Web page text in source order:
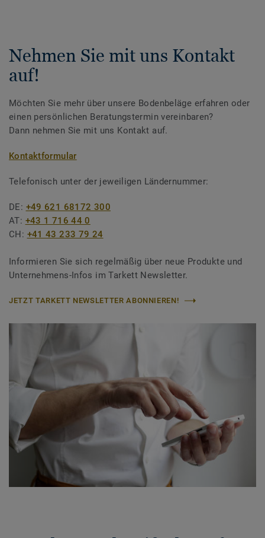
Nehmen Sie mit uns Kontakt
auf!
Möchten Sie mehr über unsere Bodenbeläge erfahren oder
einen persönlichen Beratungstermin vereinbaren?
Dann nehmen Sie mit uns Kontakt auf.
Kontaktformular
Telefonisch unter der jeweiligen Ländernummer:
DE: +49 621 68172 300
AT: +43 1 716 44 0
CH: +41 43 233 79 24
Informieren Sie sich regelmäßig über neue Produkte und
Unternehmens-Infos im Tarkett Newsletter.
JETZT TARKETT NEWSLETTER ABONNIEREN!